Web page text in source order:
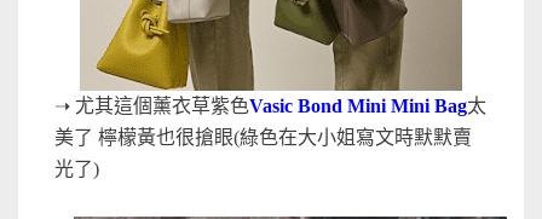
➝ 尤其這個薰衣草紫色Vasic Bond Mini Mini Bag太
美了 檸檬黃也很搶眼(綠色在大小姐寫文時默默賣
光了)